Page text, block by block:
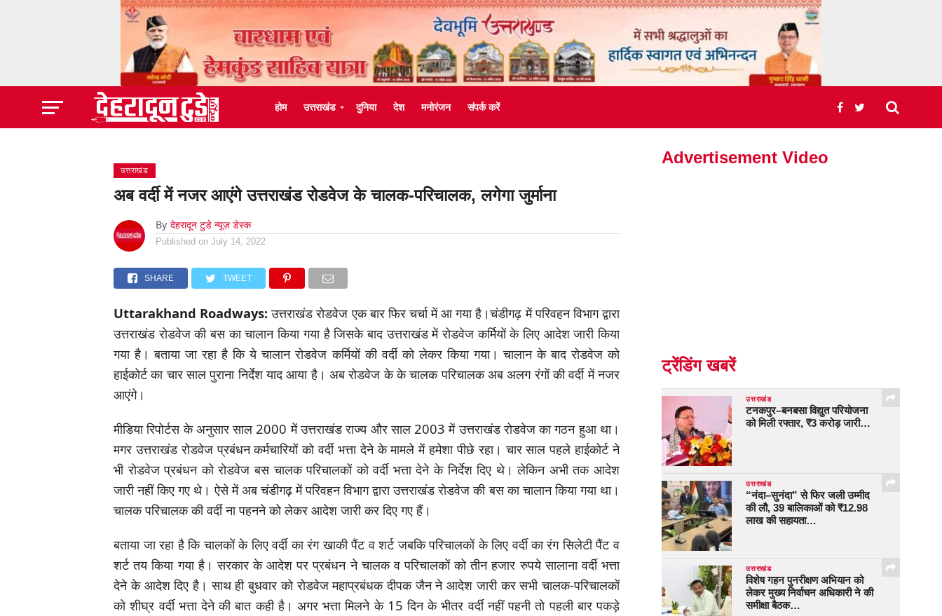
होम उत्तराखंड दुनिया देश मनोरंजन संपर्क करें
उत्तराखंड
अब वर्दी में नजर आएंगे उत्तराखंड रोडवेज के चालक-परिचालक, लगेगा जुर्माना
By देहरादून टुडे न्यूज़ डेस्क
Published on July 14, 2022
SHARE TWEET
Uttarakhand Roadways:उत्तराखंड रोडवेज एक बार फिर चर्चा में आ गया है।चंडीगढ़ में परिवहन विभाग द्वारा
उत्तराखंड रोडवेज की बस का चालान किया गया है जिसके बाद उत्तराखंड में रोडवेज कर्मियों के लिए आदेश जारी किया
गया है। बताया जा रहा है कि ये चालान रोडवेज कर्मियों की वर्दी को लेकर किया गया। चालान के बाद रोडवेज को
हाईकोर्ट का चार साल पुराना निर्देश याद आया है। अब रोडवेज के के चालक परिचालक अब अलग रंगों की वर्दी में नजर
आएंगे।
मीडिया रिपोर्टस के अनुसार साल 2000 में उत्तराखंड राज्य और साल 2003 में उत्तराखंड रोडवेज का गठन हुआ था।
मगर उत्तराखंड रोडवेज प्रबंधन कर्मचारियों को वर्दी भत्ता देने के मामले में हमेशा पीछे रहा। चार साल पहले हाईकोर्ट ने
भी रोडवेज प्रबंधन को रोडवेज बस चालक परिचालकों को वर्दी भत्ता देने के निर्देश दिए थे। लेकिन अभी तक आदेश
जारी नहीं किए गए थे। ऐसे में अब चंडीगढ़ में परिवहन विभाग द्वारा उत्तराखंड रोडवेज की बस का चालान किया गया था।
चालक परिचालक की वर्दी ना पहनने को लेकर आदेश जारी कर दिए गए हैं।
बताया जा रहा है कि चालकों के लिए वर्दी का रंग खाकी पैंट व शर्ट जबकि परिचालकों के लिए वर्दी का रंग सिलेटी पैंट व
शर्ट तय किया गया है। सरकार के आदेश पर प्रबंधन ने चालक व परिचालकों को तीन हजार रुपये सालाना वर्दी भत्ता
देने के आदेश दिए है। साथ ही बुधवार को रोडवेज महाप्रबंधक दीपक जैन ने आदेश जारी कर सभी चालक-परिचालकों
को शीघ्र वर्दी भत्ता देने की बात कही है। अगर भत्ता मिलने के 15 दिन के भीतर वर्दी नहीं पहनी तो पहली बार पकड़े
Advertisement Video
ट्रेंडिंग खबरें
उत्तराखंड
टनकपुर–बनबसा विद्युत परियोजना
को मिली रफ्तार, ₹3 करोड़ जारी…
उत्तराखंड
“नंदा–सुनंदा” से फिर जली उम्मीद
की लौ, 39 बालिकाओं को ₹12.98
लाख की सहायता…
उत्तराखंड
विशेष गहन पुनरीक्षण अभियान को
लेकर मुख्य निर्वाचन अधिकारी ने की
समीक्षा बैठक…